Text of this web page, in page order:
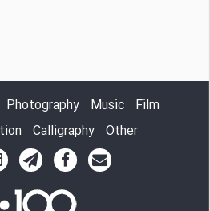
Photography Music
Film
Calligraphy Other